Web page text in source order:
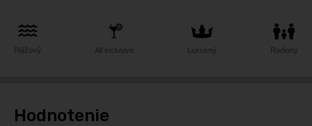
Plážový All inclusive Luxusný Rodinný
Hodnotenie